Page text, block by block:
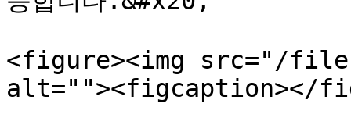
<figure><img src="/files/
alt=""><figcaption></